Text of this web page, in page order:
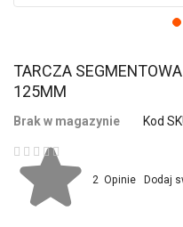
TARCZA
125MM
Brak w magazynie Kod
Ocena:
2 Opinie Dodaj